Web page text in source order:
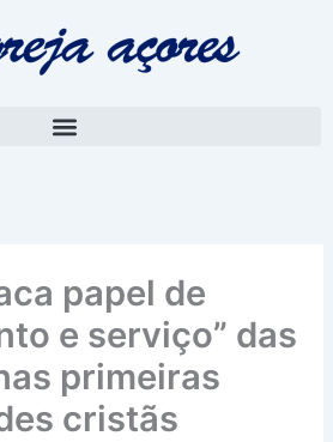
papel de
e serviço” das
primeiras
cristãs